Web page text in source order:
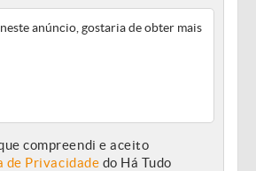
compreendi e aceito
de Privacidade do Há Tudo